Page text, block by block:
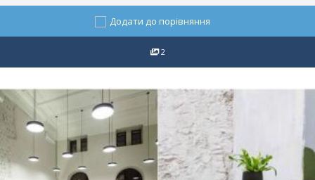
Додати до порівняння
2